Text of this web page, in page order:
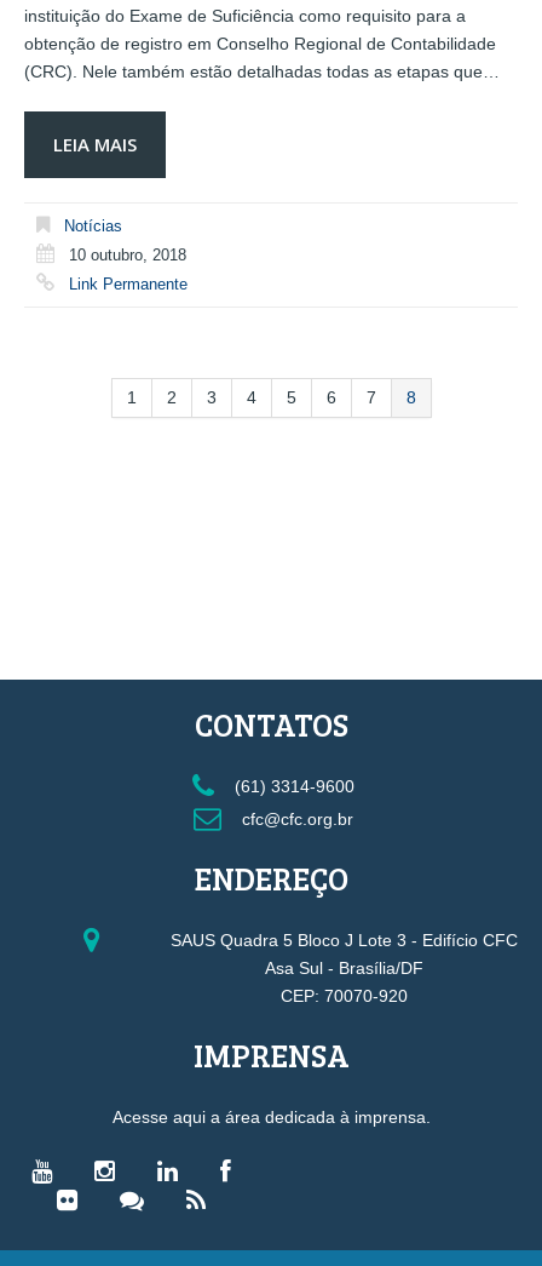
instituição do Exame de Suficiência como requisito para a
obtenção de registro em Conselho Regional de Contabilidade
(CRC). Nele também estão detalhadas todas as etapas que…
LEIA MAIS
Notícias
10 outubro, 2018
Link Permanente
1 2 3 4 5 6 7 8
CONTATOS
(61) 3314-9600
cfc@cfc.org.br
ENDEREÇO
SAUS Quadra 5 Bloco J Lote 3 - Edifício CFC
Asa Sul - Brasília/DF
CEP: 70070-920
IMPRENSA
Acesse aqui a área dedicada à imprensa.